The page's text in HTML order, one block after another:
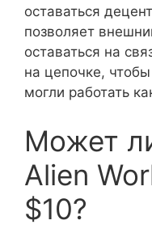
оставаться
позволяет
оставаться на
на цепочке,
могли работать
Может
Alien
$10?